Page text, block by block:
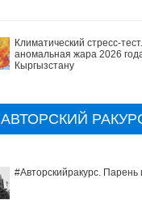
Климатический стресс-
аномальная жара 2026
Кыргызстану
АВТОРСКИЙ
#Авторскийракурс. Парень